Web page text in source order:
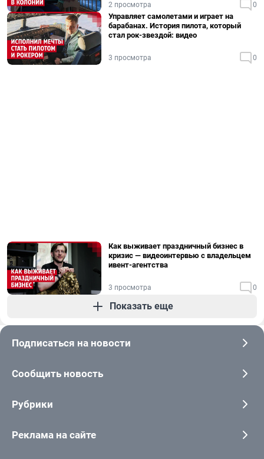
2 просмотра 0
Управляет самолетами и играет на
барабанах. История пилота, который
стал рок-звездой: видео
3 просмотра 0
Как выживает праздничный бизнес в
кризис — видеоинтервью с владельцем
ивент-агентства
3 просмотра 0
Показать еще
Подписаться на новости
Сообщить новость
Рубрики
Реклама на сайте